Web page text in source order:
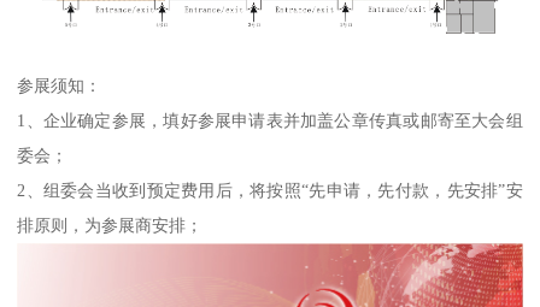
参展须知：
1、企业确定参展，填好参展申请表并加盖公章传真或邮寄至大会组
委会；
2、组委会当收到预定费用后，将按照“先申请，先付款，先安排”安
排原则，为参展商安排；